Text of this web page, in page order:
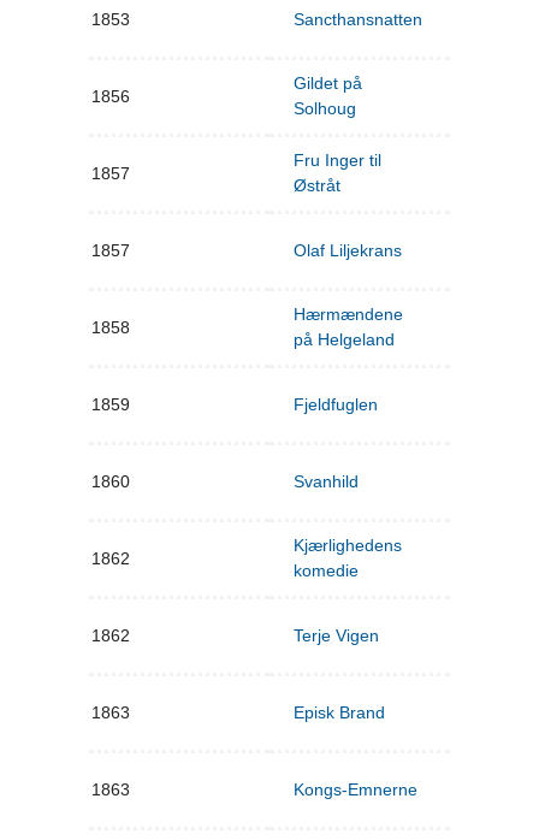
1853 Sancthansnatten
1856
Gildet på
Solhoug
1857
Fru Inger til
Østråt
1857 Olaf Liljekrans
1858
Hærmændene
på Helgeland
1859 Fjeldfuglen
1860 Svanhild
1862
Kjærlighedens
komedie
1862 Terje Vigen
1863 Episk Brand
1863 Kongs-Emnerne